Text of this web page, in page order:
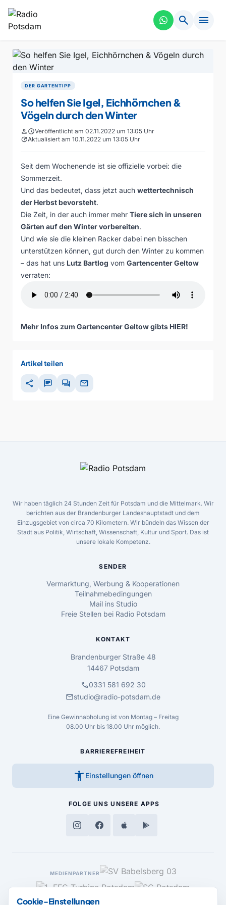
search menu
DER GARTENTIPP
So helfen Sie Igel, Eichhörnchen &
Vögeln durch den Winter
personscheduleVeröffentlicht am 02.11.2022 um 13:05 Uhr
updateAktualisiert am 10.11.2022 um 13:05 Uhr
Seit dem Wochenende ist sie offizielle vorbei: die
Sommerzeit.
Und das bedeutet, dass jetzt auch wettertechnisch
der Herbst bevorsteht.
Die Zeit, in der auch immer mehr Tiere sich in unseren
Gärten auf den Winter vorbereiten.
Und wie sie die kleinen Racker dabei nen bisschen
unterstützen können, gut durch den Winter zu kommen
– das hat uns Lutz Bartlog vom Gartencenter Geltow
verraten:
Mehr Infos zum Gartencenter Geltow gibts HIER!
Artikel teilen
share chat forum mail
Wir haben täglich 24 Stunden Zeit für Potsdam und die Mittelmark. Wir
berichten aus der Brandenburger Landeshauptstadt und dem
Einzugsgebiet von circa 70 Kilometern. Wir bündeln das Wissen der
Stadt aus Politik, Wirtschaft, Wissenschaft, Kultur und Sport. Das ist
unsere lokale Kompetenz.
SENDER
Vermarktung, Werbung & Kooperationen
Teilnahmebedingungen
Mail ins Studio
Freie Stellen bei Radio Potsdam
KONTAKT
Brandenburger Straße 48
14467 Potsdam
call0331 581 692 30
mailstudio@radio-potsdam.de
Eine Gewinnabholung ist von Montag – Freitag
08.00 Uhr bis 18.00 Uhr möglich.
BARRIEREFREIHEIT
accessibility_new Einstellungen öffnen
FOLGE UNS UNSERE APPS
MEDIENPARTNER
Cookie-Einstellungen